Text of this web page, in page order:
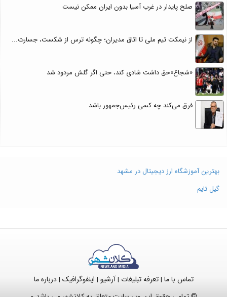
صلح پایدار در غرب آسیا بدون ایران ممکن نیست
از نیمکت تیم ملی تا اتاق مدیران؛ چگونه ترس از شکست، جسارت...
«شجاع»حق داشت شادی کند، حتی اگر گلش مردود شد
فرق می‌کند چه کسی رئیس‌جمهور باشد
بهترین آموزشگاه ارز دیجیتال در مشهد
گیل تایم
تماس با ما |تعرفه تبلیغات |آرشیو | اینفوگرافیک |درباره ما